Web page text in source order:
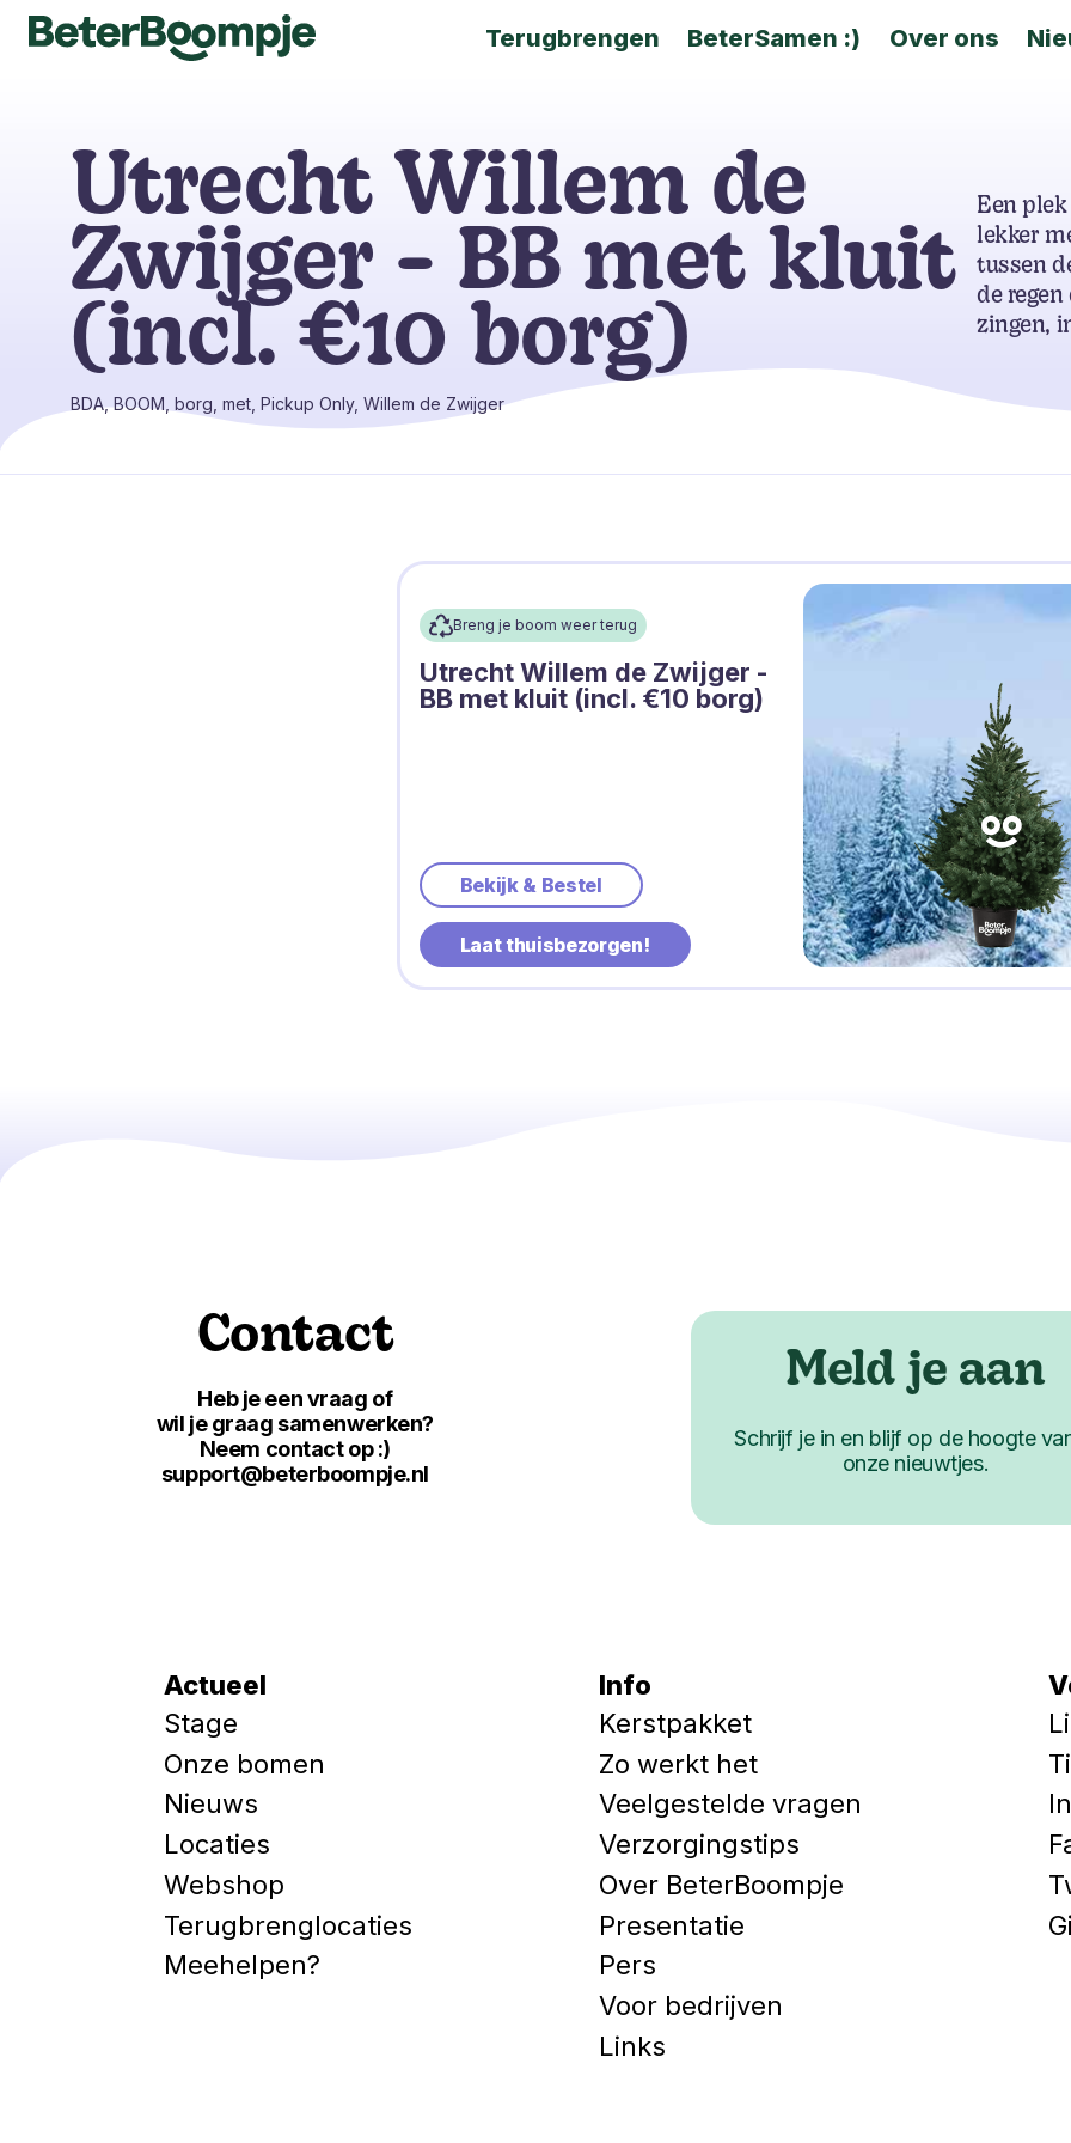
Terugbrengen BeterSamen :) Over ons
Utrecht Willem de
Zwijger - BB met kluit
(incl. €10 borg)
BDA, BOOM, borg, met, Pickup Only, Willem de Zwijger
Een
lekker
tussen
de
zingen,
Breng je boom weer terug
Utrecht Willem de Zwijger -
BB met kluit (incl. €10 borg)
Bekijk & Bestel
Laat thuisbezorgen!
Contact
Heb je een vraag of
wil je graag samenwerken?
Neem contact op :)
support@beterboompje.nl
Meld je aan
Schrijf je in en blijf op de hoogte
onze nieuwtjes.
Actueel
Stage
Onze bomen
Nieuws
Locaties
Webshop
Terugbrenglocaties
Meehelpen?
Info
Kerstpakket
Zo werkt het
Veelgestelde vragen
Verzorgingstips
Over BeterBoompje
Presentatie
Pers
Voor bedrijven
Links